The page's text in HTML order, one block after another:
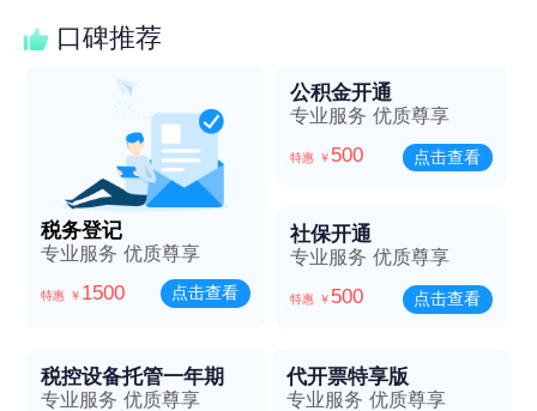
口碑推荐
税务登记
专业服务 优质尊享
特惠 ￥ 1500 点击查看
公积金开通
专业服务 优质尊享
特惠 ￥ 500 点击查看
社保开通
专业服务 优质尊享
特惠 ￥ 500 点击查看
税控设备托管一年期
专业服务 优质尊享
代开票特享版
专业服务 优质尊享